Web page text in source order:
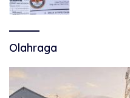
Olahraga